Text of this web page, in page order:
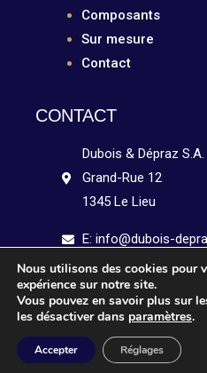
Composants
Sur mesure
Contact
CONTACT
Dubois & Dépraz S.A.
Grand-Rue 12
1345 Le Lieu
E: info@dubois-
Tél: +41 21 841 15 51
Linkedin
Nous utilisons des cookies pour
expérience sur notre site.
Vous pouvez en savoir plus sur
les désactiver dans paramètres.
Accepter Réglages